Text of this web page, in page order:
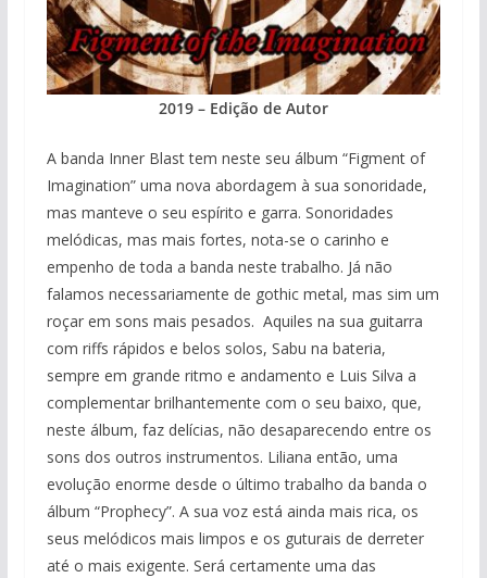
2019 – Edição de Autor
A banda Inner Blast tem neste seu álbum “Figment of
Imagination” uma nova abordagem à sua sonoridade,
mas manteve o seu espírito e garra. Sonoridades
melódicas, mas mais fortes, nota-se o carinho e
empenho de toda a banda neste trabalho. Já não
falamos necessariamente de gothic metal, mas sim um
roçar em sons mais pesados. Aquiles na sua guitarra
com riffs rápidos e belos solos, Sabu na bateria,
sempre em grande ritmo e andamento e Luis Silva a
complementar brilhantemente com o seu baixo, que,
neste álbum, faz delícias, não desaparecendo entre os
sons dos outros instrumentos. Liliana então, uma
evolução enorme desde o último trabalho da banda o
álbum “Prophecy”. A sua voz está ainda mais rica, os
seus melódicos mais limpos e os guturais de derreter
até o mais exigente. Será certamente uma das